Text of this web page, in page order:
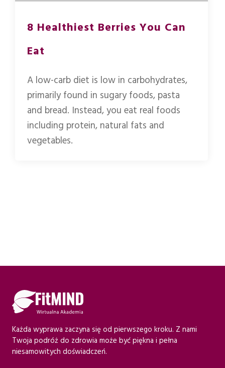
8 Healthiest Berries You Can
Eat
A low-carb diet is low in carbohydrates,
primarily found in sugary foods, pasta
and bread. Instead, you eat real foods
including protein, natural fats and
vegetables.
Każda wyprawa zaczyna się od pierwszego kroku. Z nami
Twoja podróż do zdrowia może być piękna i pełna
niesamowitych doświadczeń.